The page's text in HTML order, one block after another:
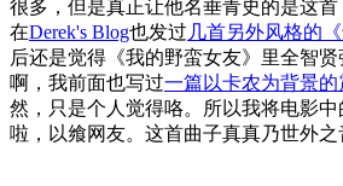
很多，但是真正让他名垂青史的是这首
在Derek's Blog也发过几首另外风格的《
后还是觉得《我的野蛮女友》里全智
啊，我前面也写过一篇以卡农为背景
然，只是个人觉得咯。所以我将电影
啦，以飨网友。这首曲子真真乃世外之